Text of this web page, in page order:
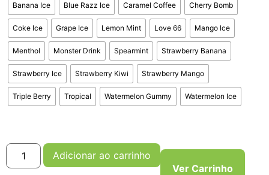
Banana Ice Blue Razz Ice Caramel Coffee Cherry Bomb
Coke Ice Grape Ice Lemon Mint Love 66 Mango Ice
Menthol Monster Drink Spearmint Strawberry Banana
Strawberry Ice Strawberry Kiwi Strawberry Mango
Triple Berry Tropical Watermelon Gummy Watermelon Ice
Adicionar ao carrinho
Ver Carrinho